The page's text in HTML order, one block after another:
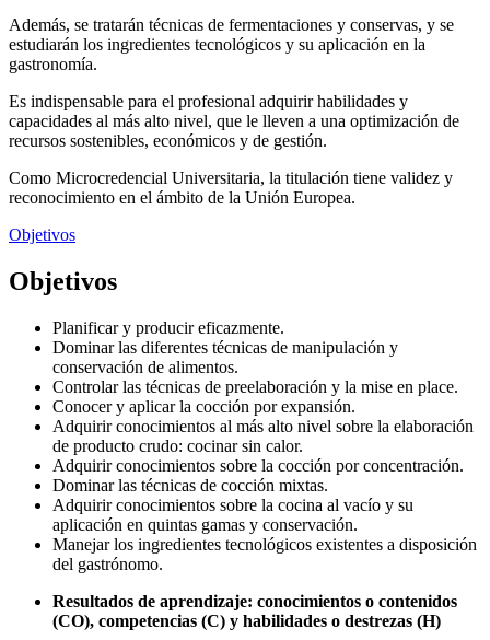
Además, se tratarán técnicas de fermentaciones y conservas, y se
estudiarán los ingredientes tecnológicos y su aplicación en la
gastronomía.
Es indispensable para el profesional adquirir habilidades y
capacidades al más alto nivel, que le lleven a una optimización de
recursos sostenibles, económicos y de gestión.
Como Microcredencial Universitaria, la titulación tiene validez y
reconocimiento en el ámbito de la Unión Europea.
Objetivos
Objetivos
Planificar y producir eficazmente.
Dominar las diferentes técnicas de manipulación y
conservación de alimentos.
Controlar las técnicas de preelaboración y la mise en place.
Conocer y aplicar la cocción por expansión.
Adquirir conocimientos al más alto nivel sobre la elaboración
de producto crudo: cocinar sin calor.
Adquirir conocimientos sobre la cocción por concentración.
Dominar las técnicas de cocción mixtas.
Adquirir conocimientos sobre la cocina al vacío y su
aplicación en quintas gamas y conservación.
Manejar los ingredientes tecnológicos existentes a disposición
del gastrónomo.
Resultados de aprendizaje: conocimientos o contenidos
(CO), competencias (C) y habilidades o destrezas (H)